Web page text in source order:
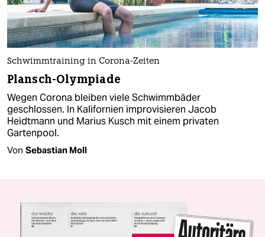
Schwimmtraining in Corona-Zeiten
Plansch-Olympiade
Wegen Corona bleiben viele Schwimmbäder
geschlossen. In Kalifornien improvisieren Jacob
Heidtmann und Marius Kusch mit einem privaten
Gartenpool.
Von Sebastian Moll